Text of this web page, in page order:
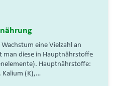
eine Vielzahl an
diese in Hauptnährstoffe
Hauptnährstoffe:
Kalium (K),…